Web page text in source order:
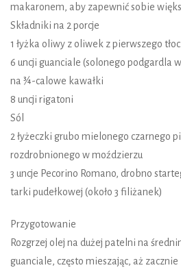
makaronem, aby zapewnić sobie
Składniki na 2 porcje
1 łyżka oliwy z oliwek z pierwszego
6 uncji guanciale (solonego podgardla
na ¾-calowe kawałki
8 uncji rigatoni
Sól
2 łyżeczki grubo mielonego czarnego
rozdrobnionego w moździerzu
3 uncje Pecorino Romano, drobno
tarki pudełkowej (około 3 filiżanek)
Przygotowanie
Rozgrzej olej na dużej patelni na
guanciale, często mieszając, aż